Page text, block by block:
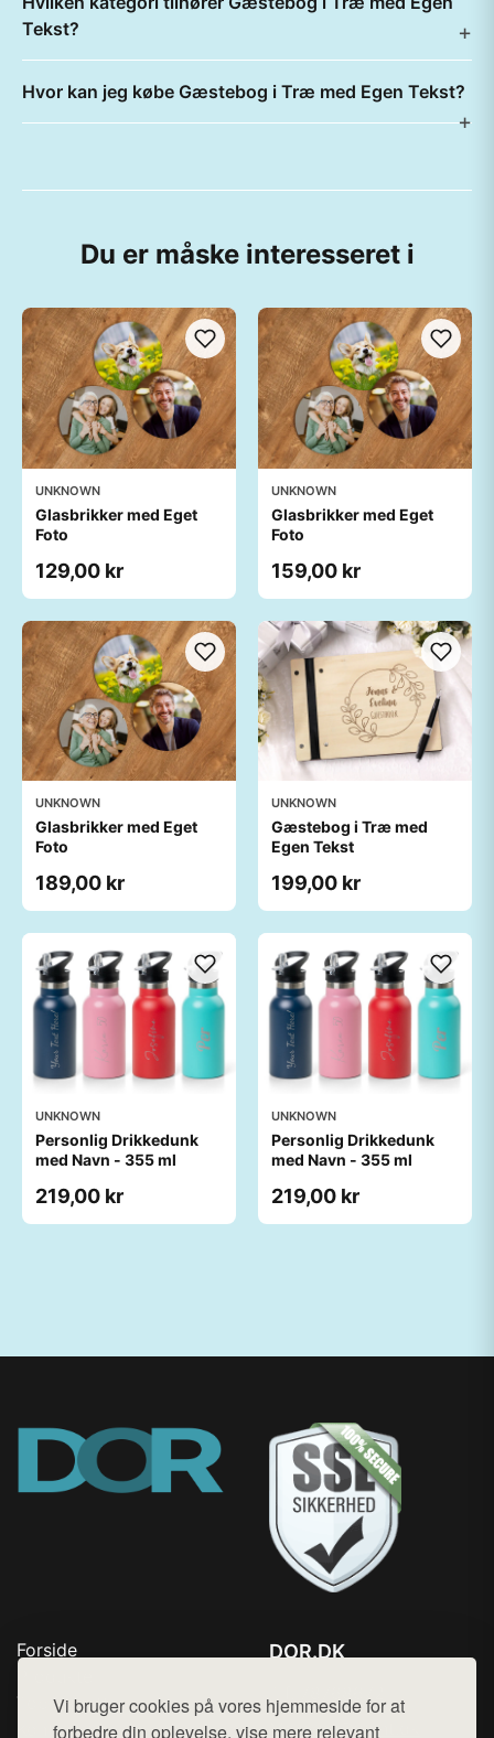
Vi bruger cookies på vores hjemmeside for at
forbedre din oplevelse, vise mere relevant
Tekst?
Hvor kan jeg købe Gæstebog i Træ med Egen Tekst?
Du er måske interesseret i
UNKNOWN
Glasbrikker med Eget
Foto
129,00 kr
UNKNOWN
Glasbrikker med Eget
Foto
159,00 kr
UNKNOWN
Glasbrikker med Eget
Foto
189,00 kr
UNKNOWN
Gæstebog i Træ med
Egen Tekst
199,00 kr
UNKNOWN
Personlig Drikkedunk
med Navn - 355 ml
219,00 kr
UNKNOWN
Personlig Drikkedunk
med Navn - 355 ml
219,00 kr
Forside
Top Rabatter
Kontakt
DOR.DK
Mail: hej@want.dk